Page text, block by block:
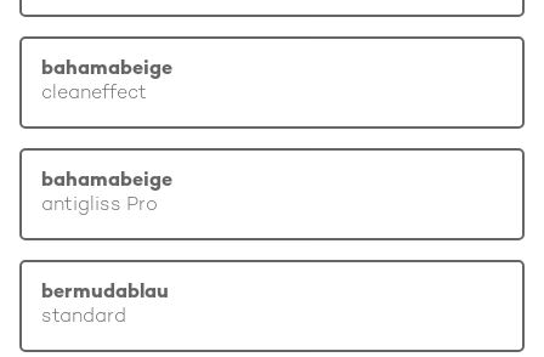
bahamabeige
cleaneffect
bahamabeige
antigliss Pro
bermudablau
standard